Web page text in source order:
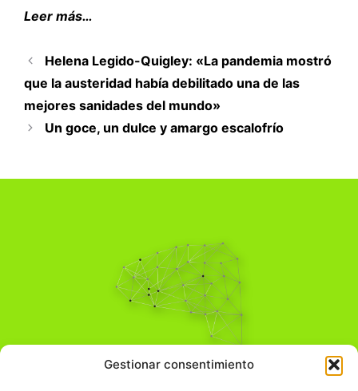
Gestionar consentimiento
Leer más…
Helena Legido-Quigley: «La pandemia mostró
que la austeridad había debilitado una de las
mejores sanidades del mundo»
Un goce, un dulce y amargo escalofrío
Pensamiento Crítico